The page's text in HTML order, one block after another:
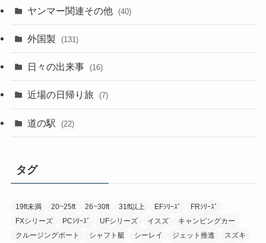
ヤンマー関連その他 (40)
外国製 (131)
日々の出来事 (16)
近場の日帰り旅 (7)
道の駅 (22)
タグ
19ft未満 20~25ft 26~30ft 31ft以上 EFｼﾘｰｽﾞ
FRｼﾘｰｽﾞ
FXシリーズ
PCｼﾘｰｽﾞ UFシリーズ イスズ
キャンピングカー
クルージングボート
シャフト艇 シーレイ ジェット推進
スズキ